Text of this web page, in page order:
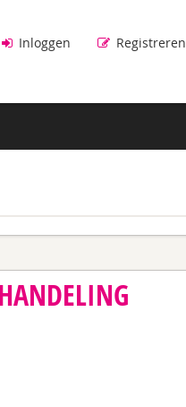
Inloggen Registreren